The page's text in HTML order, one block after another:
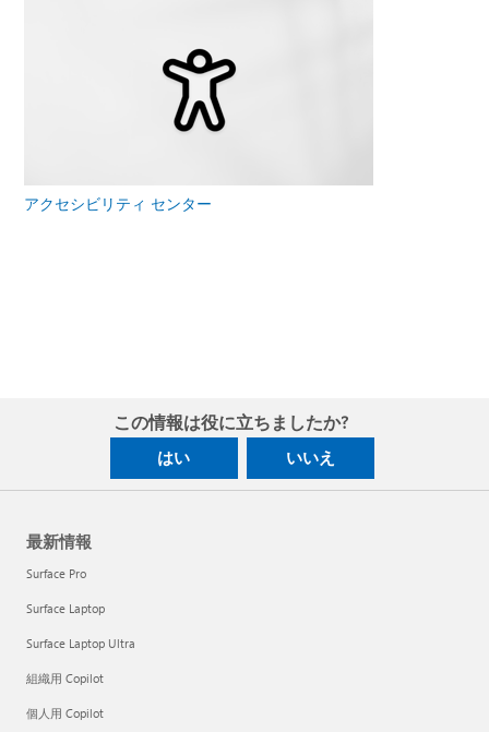
アクセシビリティ センター
この情報は役に立ちましたか?
はい いいえ
最新情報
Surface Pro
Surface Laptop
Surface Laptop Ultra
組織用 Copilot
個人用 Copilot